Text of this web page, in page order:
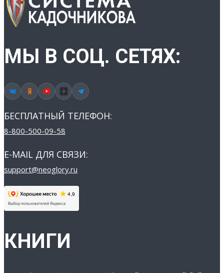
МЫ В СОЦ. СЕТЯХ:
БЕСПЛАТНЫЙ ТЕЛЕФОН:
8-800-500-09-58
E-MAIL ДЛЯ СВЯЗИ:
support@neoglory.ru
КНИГИ